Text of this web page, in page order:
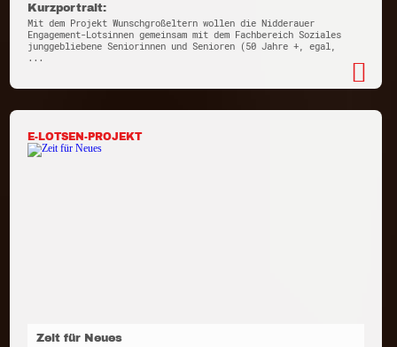
Kurzportrait:
Mit dem Projekt Wunschgroßeltern wollen die Nidderauer
Engagement-Lotsinnen gemeinsam mit dem Fachbereich Soziales
junggebliebene Seniorinnen und Senioren (50 Jahre +, egal,
...
E-LOTSEN-PROJEKT
Zeit für Neues